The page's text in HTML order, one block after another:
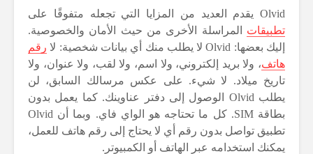
Olvid يقدم العديد من المزايا التي تجعله متفوقًا على
تطبيقات المراسلة الأخرى من حيث الأمان والخصوصية.
إليك بعضها: Olvid لا يطلب منك أي بيانات شخصية: لا
رقم
هاتف، ولا بريد إلكتروني، ولا اسم، ولا لقب، ولا عنوان، ولا
تاريخ ميلاد. لا شيء. على عكس مرسالك السابق، لن
يطلب Olvid الوصول إلى دفتر عناوينك. كما يعمل بدون
بطاقة SIM. كل ما تحتاجه هو الواي فاي. وبما أن Olvid
تطبيق تواصل بدون رقم أي لا يحتاج إلى رقم هاتف للعمل،
يمكنك استخدامه عبر الهاتف أو الكمبيوتر.